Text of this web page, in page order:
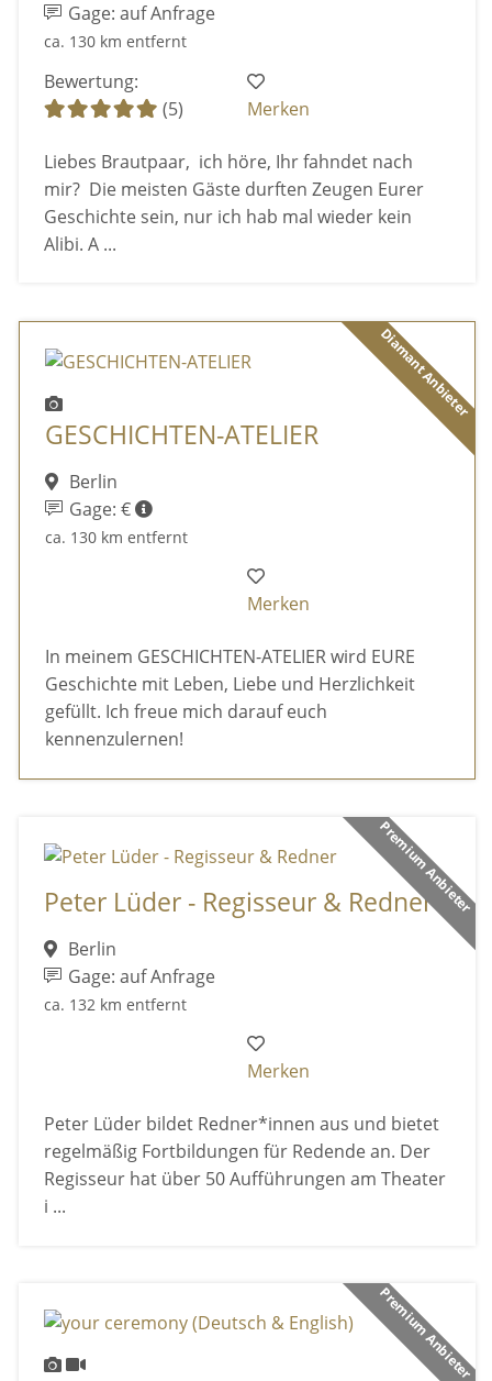
Gage: auf Anfrage
ca. 130 km entfernt
Bewertung:
(5)
Merken
Liebes Brautpaar, ich höre, Ihr fahndet nach
mir? Die meisten Gäste durften Zeugen Eurer
Geschichte sein, nur ich hab mal wieder kein
Alibi. A ...
Diamant Anbieter
GESCHICHTEN-ATELIER
Berlin
Gage: €
ca. 130 km entfernt
Merken
In meinem GESCHICHTEN-ATELIER wird EURE
Geschichte mit Leben, Liebe und Herzlichkeit
gefüllt. Ich freue mich darauf euch
kennenzulernen!
Premium Anbieter
Peter Lüder - Regisseur & Redner
Berlin
Gage: auf Anfrage
ca. 132 km entfernt
Merken
Peter Lüder bildet Redner*innen aus und bietet
regelmäßig Fortbildungen für Redende an. Der
Regisseur hat über 50 Aufführungen am Theater
i ...
Premium Anbieter